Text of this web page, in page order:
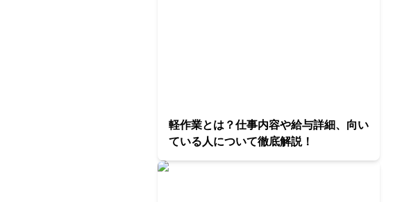
軽作業とは？仕事内容や給与詳細、向い
ている人について徹底解説！